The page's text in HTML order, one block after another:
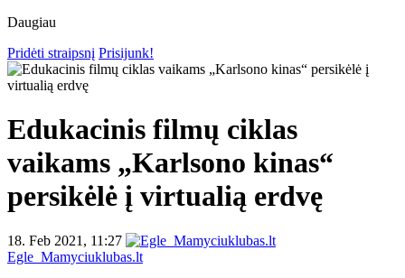
Daugiau
Pridėti straipsnį Prisijunk!
Edukacinis filmų ciklas
vaikams „Karlsono kinas“
persikėlė į virtualią erdvę
18. Feb 2021, 11:27
Egle_Mamyciuklubas.lt